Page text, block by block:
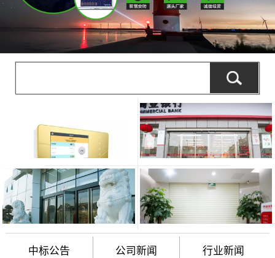
中标公告 公司新闻 行业新闻